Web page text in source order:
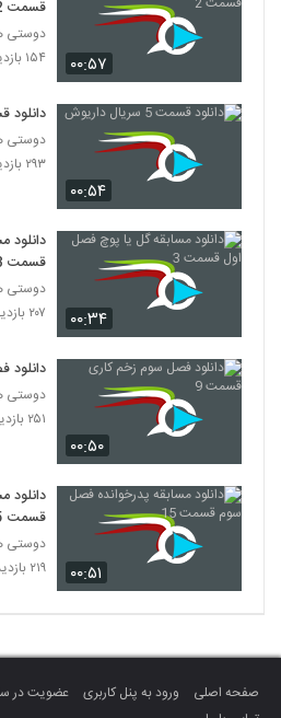
۰۰:۵۷
قسمت 2
دوستی
۱۵۴ بازدید
۰۰:۵۴
دانلود قسمت 5
دوستی
۲۹۳ بازدید
۰۰:۳۴
قسمت 3
دوستی
۲۰۷ بازدید
۰۰:۵۰
دوستی
۲۵۱ بازدید
۰۰:۵۱
دانلود
قسمت 15
دوستی
۲۱۹ بازدید
صفحه اصلی ورود به پنل کاربری عضویت در